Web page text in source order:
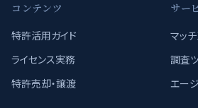
コンテンツ
特許活用ガイド
ライセンス実務
特許売却・譲渡
サー
マッ
調査
エー